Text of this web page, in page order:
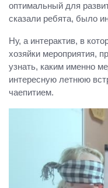
оптимальный для
сказали ребята, было
Ну, а интерактив, в
хозяйки мероприятия,
узнать, каким именно
интересную летнюю
чаепитием.